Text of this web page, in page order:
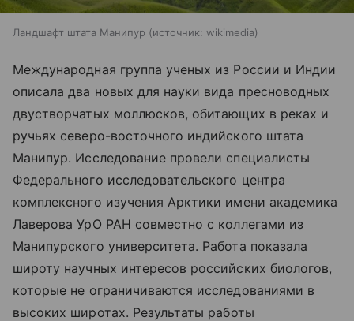
Ландшафт штата Манипур источник: wikimedia
Международная группа ученых из России и Индии
описала два новых для науки вида пресноводных
двустворчатых моллюсков, обитающих в реках и
ручьях северо-восточного индийского штата
Манипур. Исследование провели специалисты
Федерального исследовательского центра
комплексного изучения Арктики имени академика
Лаверова УрО РАН совместно с коллегами из
Манипурского университета. Работа показала
широту научных интересов российских биологов,
которые не ограничиваются исследованиями в
высоких широтах. Результаты работы